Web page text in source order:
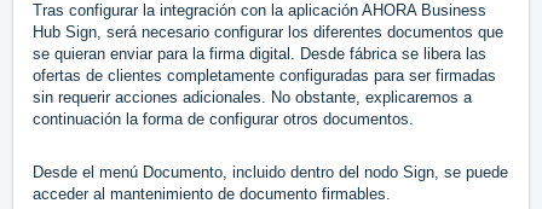
Tras configurar la integración con la aplicación AHORA Business
Hub Sign, será necesario configurar los diferentes documentos que
se quieran enviar para la firma digital. Desde fábrica se libera las
ofertas de clientes completamente configuradas para ser firmadas
sin requerir acciones adicionales. No obstante, explicaremos a
continuación la forma de configurar otros documentos.
Desde el menú Documento, incluido dentro del nodo Sign, se puede
acceder al mantenimiento de documento firmables.